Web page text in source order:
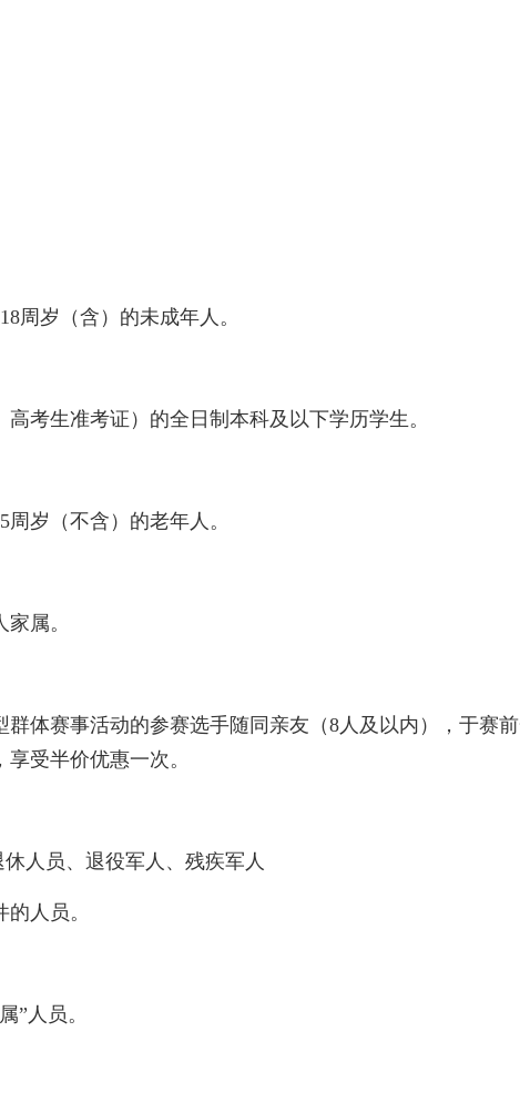
周岁（含）的未成年人。
考生准考证）的全日制本科及以下学历学生。
岁（不含）的老年人。
属。
体赛事活动的参赛选手随同亲友（8人及以内），于赛
受半价优惠一次。
人员、退役军人、残疾军人
人员。
”人员。